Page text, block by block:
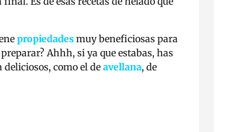
propiedades muy beneficiosas para
Ahhh, si ya que estabas, has
deliciosos, como el deavellana, de